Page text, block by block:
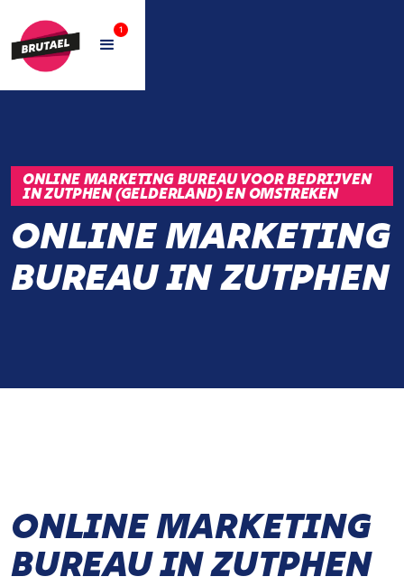
1
ONLINE MARKETING BUREAU VOOR BEDRIJVEN
IN ZUTPHEN (GELDERLAND) EN OMSTREKEN
ONLINE MARKETING
BUREAU IN ZUTPHEN
ONLINE MARKETING
BUREAU IN ZUTPHEN